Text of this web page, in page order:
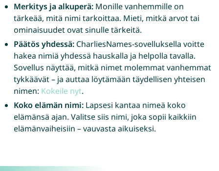
Merkitys ja alkuperä:Monille vanhemmille on
tärkeää, mitä nimi tarkoittaa. Mieti, mitkä arvot tai
ominaisuudet ovat sinulle tärkeitä.
Päätös yhdessä:CharliesNames-sovelluksella voitte
hakea nimiä yhdessä hauskalla ja helpolla tavalla.
Sovellus näyttää, mitkä nimet molemmat vanhemmat
tykkäävät – ja auttaa löytämään täydellisen yhteisen
nimen: Kokeile nyt.
Koko elämän nimi:Lapsesi kantaa nimeä koko
elämänsä ajan. Valitse siis nimi, joka sopii kaikkiin
elämänvaiheisiin – vauvasta aikuiseksi.